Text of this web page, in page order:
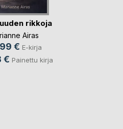
rikkoja
Airas
€ E-kirja
€ Painettu kirja